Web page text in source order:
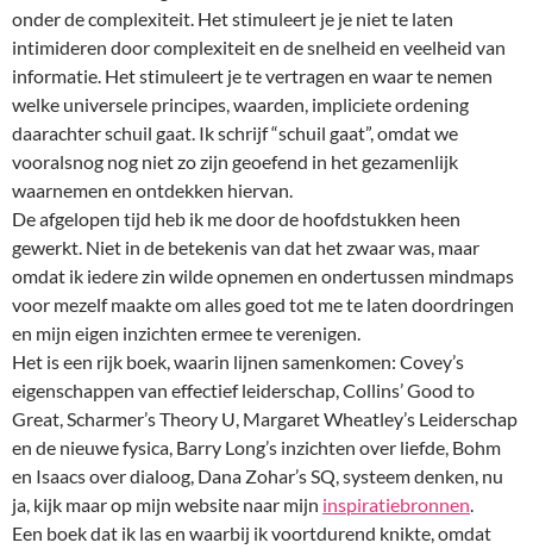
onder de complexiteit. Het stimuleert je je niet te laten
intimideren door complexiteit en de snelheid en veelheid van
informatie. Het stimuleert je te vertragen en waar te nemen
welke universele principes, waarden, impliciete ordening
daarachter schuil gaat. Ik schrijf “schuil gaat”, omdat we
vooralsnog nog niet zo zijn geoefend in het gezamenlijk
waarnemen en ontdekken hiervan.
De afgelopen tijd heb ik me door de hoofdstukken heen
gewerkt. Niet in de betekenis van dat het zwaar was, maar
omdat ik iedere zin wilde opnemen en ondertussen mindmaps
voor mezelf maakte om alles goed tot me te laten doordringen
en mijn eigen inzichten ermee te verenigen.
Het is een rijk boek, waarin lijnen samenkomen: Covey’s
eigenschappen van effectief leiderschap, Collins’ Good to
Great, Scharmer’s Theory U, Margaret Wheatley’s Leiderschap
en de nieuwe fysica, Barry Long’s inzichten over liefde, Bohm
en Isaacs over dialoog, Dana Zohar’s SQ, systeem denken, nu
ja, kijk maar op mijn website naar mijn inspiratiebronnen.
Een boek dat ik las en waarbij ik voortdurend knikte, omdat